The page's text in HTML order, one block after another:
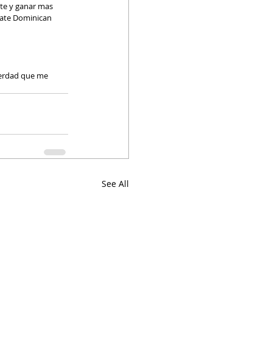
y ganar mas
Dominican
que me
See All